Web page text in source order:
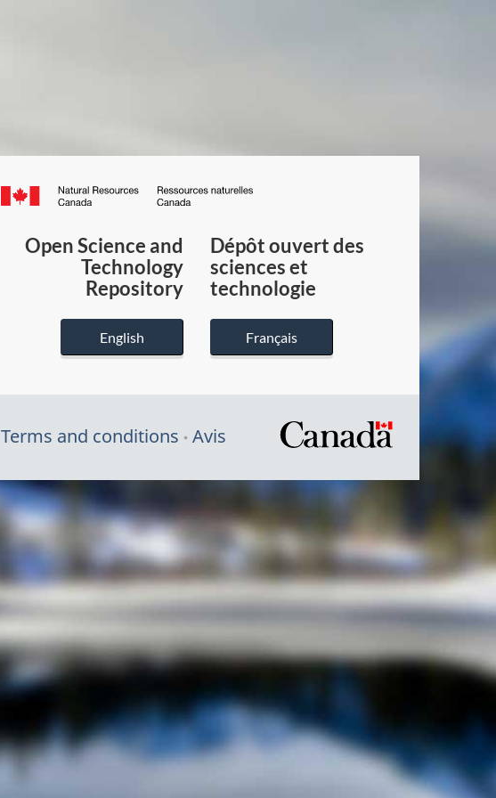
Canada.ca
du
Canada
Open Science and
Technology
Repository
English
Dépôt ouvert des
sciences et
technologie
Français
Terms and conditions Avis
/
du
Canada